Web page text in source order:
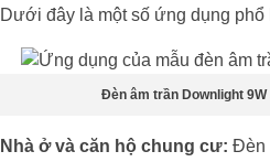
Dưới đây là một số ứng dụng phổ
Đèn âm trần Downlight
Nhà ở và căn hộ chung cư: Đèn